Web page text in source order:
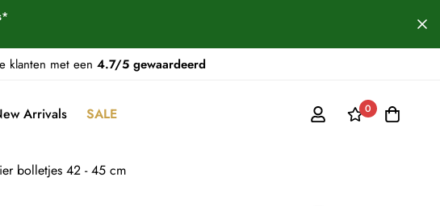
klanten met een 4.7/5 gewaardeerd
Arrivals SALE 0
bolletjes 42 - 45 cm